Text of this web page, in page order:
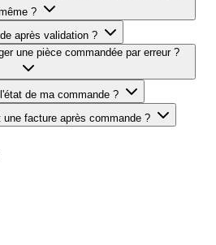
?
après validation ?
une pièce commandée par erreur ?
de ma commande ?
facture après commande ?